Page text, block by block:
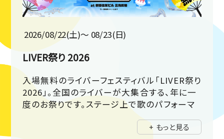
2026/08/22(土)〜 08/23(日)
LIVER祭り 2026
入場無料のライバーフェスティバル「LIVER祭り
2026」。全国のライバーが大集合する、年に一
度のお祭りです。ステージ上で歌のパフォーマ
+ もっと見る